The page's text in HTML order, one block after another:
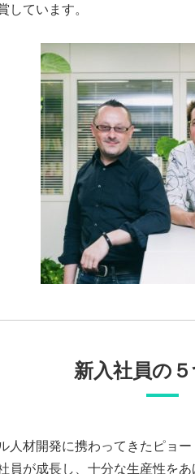
しています。
新入社員の
人材開発に携わってきたピョ
員が成長し、十分な生産性を